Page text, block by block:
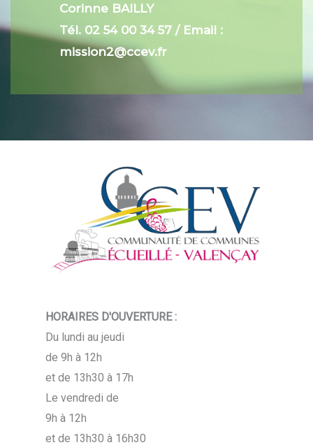
Corinne BAILLY
Tél. 02 54 00 34 57 / Email :
mission2@ccev.fr
HORAIRES D'OUVERTURE :
Du lundi au jeudi
de 9h à 12h
et de 13h30 à 17h
Le vendredi de
9h à 12h
et de 13h30 à 16h30